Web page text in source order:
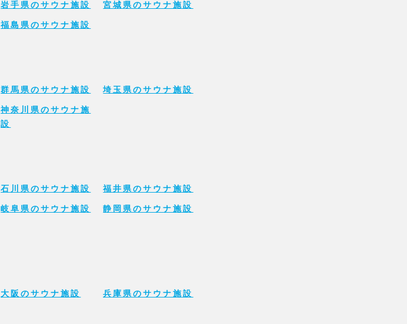
岩手県のサウナ施設 宮城県のサウナ施設
福島県のサウナ施設
群馬県のサウナ施設 埼玉県のサウナ施設
神奈川県のサウナ施
設
石川県のサウナ施設 福井県のサウナ施設
岐阜県のサウナ施設 静岡県のサウナ施設
大阪のサウナ施設 兵庫県のサウナ施設